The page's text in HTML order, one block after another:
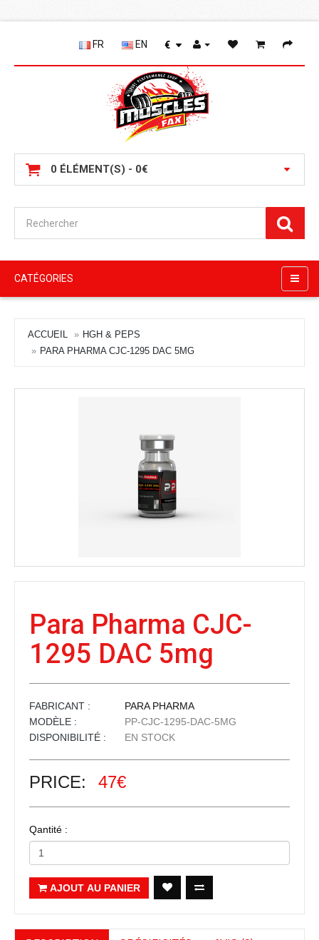
FR EN €
0 ÉLÉMENT(S) - 0€
CATÉGORIES
ACCUEIL
HGH & PEPS
PARA PHARMA CJC-1295 DAC 5MG
Para Pharma CJC-
1295 DAC 5mg
FABRICANT :
PARA PHARMA
MODÈLE :
PP-CJC-1295-DAC-5MG
DISPONIBILITÉ :
EN STOCK
PRICE: 47€
Qantité :
AJOUT AU PANIER